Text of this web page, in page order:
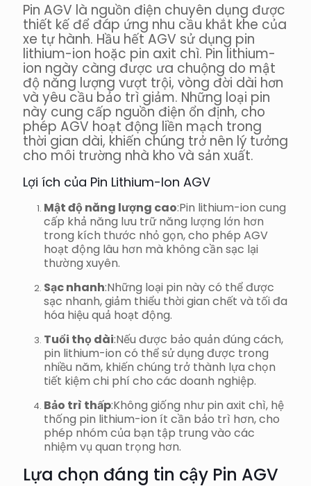
Pin AGV là nguồn điện chuyên dụng được
thiết kế để đáp ứng nhu cầu khắt khe của
xe tự hành. Hầu hết AGV sử dụng pin
lithium-ion hoặc pin axit chì. Pin lithium-
ion ngày càng được ưa chuộng do mật
độ năng lượng vượt trội, vòng đời dài hơn
và yêu cầu bảo trì giảm. Những loại pin
này cung cấp nguồn điện ổn định, cho
phép AGV hoạt động liền mạch trong
thời gian dài, khiến chúng trở nên lý tưởng
cho môi trường nhà kho và sản xuất.
Lợi ích của Pin Lithium-Ion AGV
Mật độ năng lượng cao:Pin lithium-ion cung
cấp khả năng lưu trữ năng lượng lớn hơn
trong kích thước nhỏ gọn, cho phép AGV
hoạt động lâu hơn mà không cần sạc lại
thường xuyên.
Sạc nhanh:Những loại pin này có thể được
sạc nhanh, giảm thiểu thời gian chết và tối đa
hóa hiệu quả hoạt động.
Tuổi thọ dài:Nếu được bảo quản đúng cách,
pin lithium-ion có thể sử dụng được trong
nhiều năm, khiến chúng trở thành lựa chọn
tiết kiệm chi phí cho các doanh nghiệp.
Bảo trì thấp:Không giống như pin axit chì, hệ
thống pin lithium-ion ít cần bảo trì hơn, cho
phép nhóm của bạn tập trung vào các
nhiệm vụ quan trọng hơn.
Lựa chọn đáng tin cậy Pin AGV